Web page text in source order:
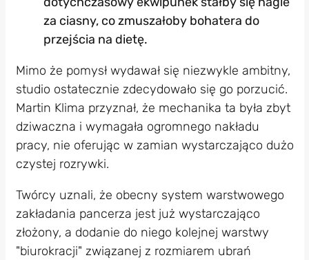
za ciasny, co zmuszałoby bohatera do
przejścia na dietę.
Mimo że pomysł wydawał się niezwykle ambitny,
studio ostatecznie zdecydowało się go porzucić.
Martin Klima przyznał, że mechanika ta była zbyt
dziwaczna i wymagała ogromnego nakładu
pracy, nie oferując w zamian wystarczająco dużo
czystej rozrywki.
Twórcy uznali, że obecny system warstwowego
zakładania pancerza jest już wystarczająco
złożony, a dodanie do niego kolejnej warstwy
"biurokracji" związanej z rozmiarem ubrań